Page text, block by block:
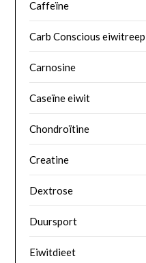
Caffeïne
Carb Conscious eiwitreep
Carnosine
Caseïne eiwit
Chondroïtine
Creatine
Dextrose
Duursport
Eiwitdieet